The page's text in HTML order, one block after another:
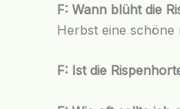
F: Wann blüht die
Herbst eine schöne
F: Ist die